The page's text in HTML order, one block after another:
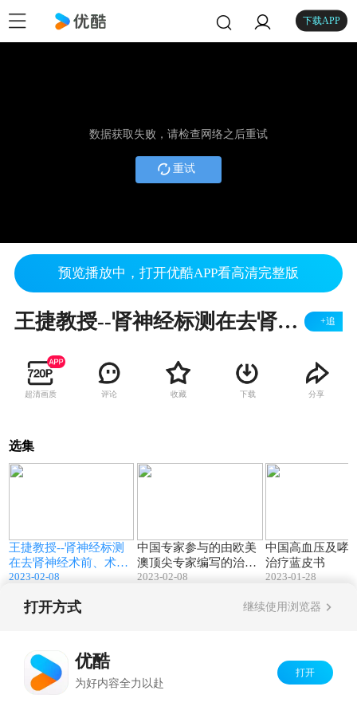
下载APP
数据获取失败，请检查网络之后重试
重试
预览播放中，打开优酷APP看高清完整版
王捷教授--肾神经标测在去肾神经术前、术中及术后的应用 +追
超清画质 评论 收藏 下载 分享
选集
王捷教授--肾神经标测
在去肾神经术前、术中
及术后的应用
2023-02-08
中国专家参与的由欧美
澳顶尖专家编写的治疗
高血压教科书板块的有
2023-02-08
中国高血压及哮
治疗蓝皮书
2023-01-28
打开方式 继续使用浏览器
优酷
为好内容全力以赴
打开